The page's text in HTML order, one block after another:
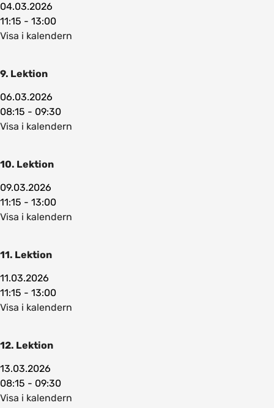
04.03.2026
11:15 - 13:00
Visa i kalendern
9. Lektion
06.03.2026
08:15 - 09:30
Visa i kalendern
10. Lektion
09.03.2026
11:15 - 13:00
Visa i kalendern
11. Lektion
11.03.2026
11:15 - 13:00
Visa i kalendern
12. Lektion
13.03.2026
08:15 - 09:30
Visa i kalendern